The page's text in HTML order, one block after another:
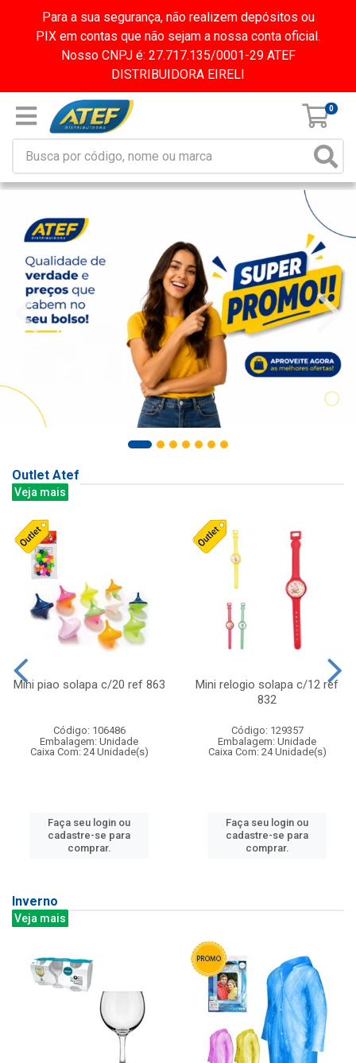
Para a sua segurança, não realizem depósitos ou
PIX em contas que não sejam a nossa conta oficial.
Nosso CNPJ é: 27.717.135/0001-29 ATEF
DISTRIBUIDORA EIRELI
0
Outlet Atef
Veja mais
Mini piao solapa c/20 ref 863
Código: 106486
Embalagem: Unidade
Caixa Com: 24 Unidade(s)
Faça seu login ou
cadastre-se para
comprar.
Mini relogio solapa c/12 ref
832
Código: 129357
Embalagem: Unidade
Caixa Com: 24 Unidade(s)
Faça seu login ou
cadastre-se para
comprar.
Inverno
Veja mais